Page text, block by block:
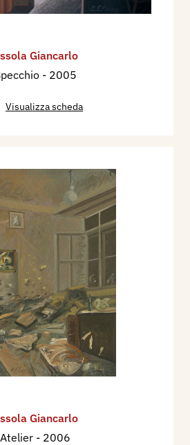
Giancarlo
- 2005
Visualizza scheda
Giancarlo
Atelier - 2006